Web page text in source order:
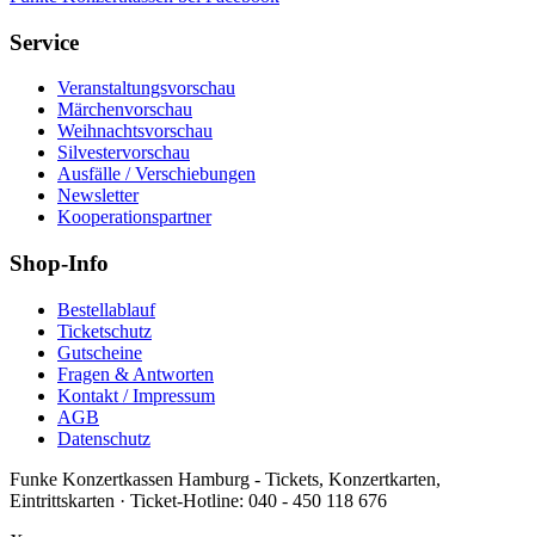
Service
Veranstaltungsvorschau
Märchenvorschau
Weihnachtsvorschau
Silvestervorschau
Ausfälle / Verschiebungen
Newsletter
Kooperationspartner
Shop-Info
Bestellablauf
Ticketschutz
Gutscheine
Fragen & Antworten
Kontakt / Impressum
AGB
Datenschutz
Funke Konzertkassen Hamburg - Tickets, Konzertkarten,
Eintrittskarten · Ticket-Hotline: 040 - 450 118 676